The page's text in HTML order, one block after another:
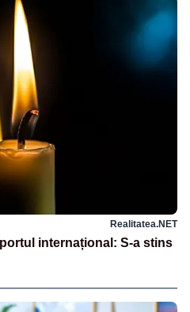
Realitatea.NET
internațional: S-a stins